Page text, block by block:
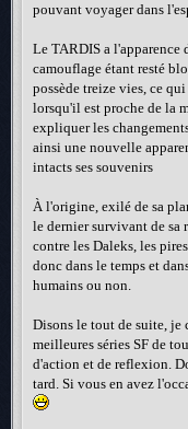
pouvant voyager dans
Le TARDIS a l'apparence
camouflage étant resté
possède treize vies, ce
lorsqu'il est proche de la
expliquer les
ainsi une nouvelle
intacts ses souvenirs
À l'origine, exilé de sa
le dernier survivant de sa
contre les Daleks, les
donc dans le temps et
humains ou non.
Disons le tout de suite, je
meilleures séries SF de
d'action et de reflexion.
tard. Si vous en avez